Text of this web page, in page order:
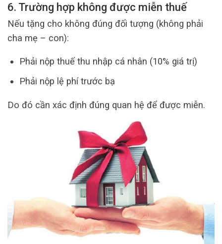
6. Trường hợp không được miễn thuế
Nếu tặng cho không đúng đối tượng (không phải
cha mẹ – con):
Phải nộp thuế thu nhập cá nhân (10% giá trị)
Phải nộp lệ phí trước bạ
Do đó cần xác định đúng quan hệ để được miễn.